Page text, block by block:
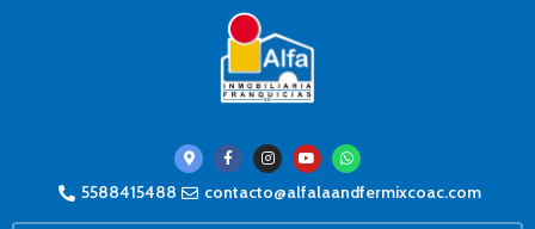
5588415488 contacto@alfalaandfermixcoac.com